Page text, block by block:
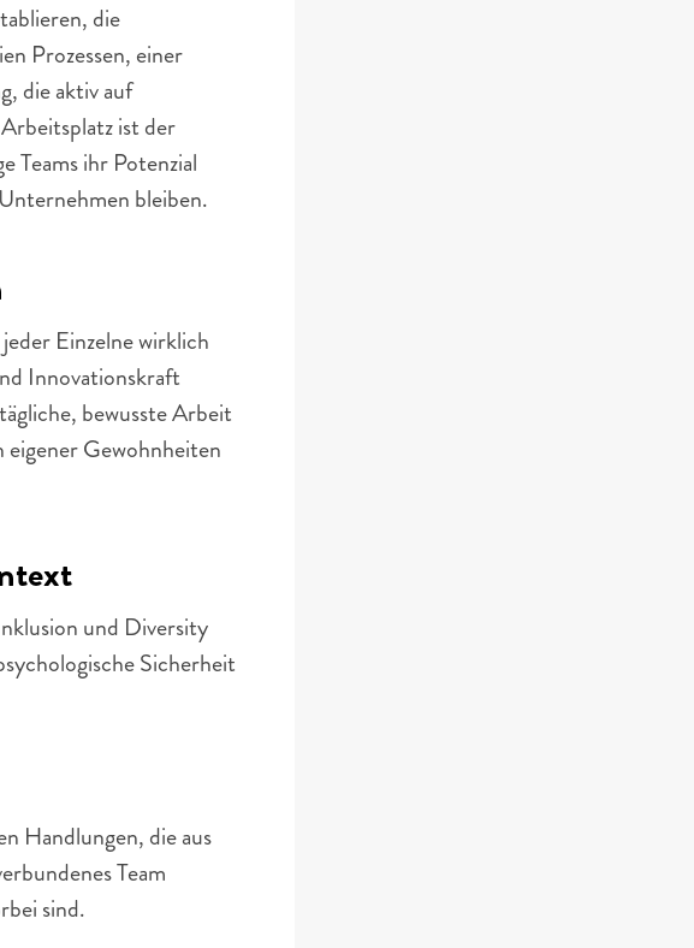
die
Prozessen, einer
die aktiv auf
ist der
Teams ihr Potenzial
bleiben.
Einzelne wirklich
Innovationskraft
bewusste Arbeit
Gewohnheiten
und Diversity
Sicherheit
Handlungen, die aus
Team
sind.